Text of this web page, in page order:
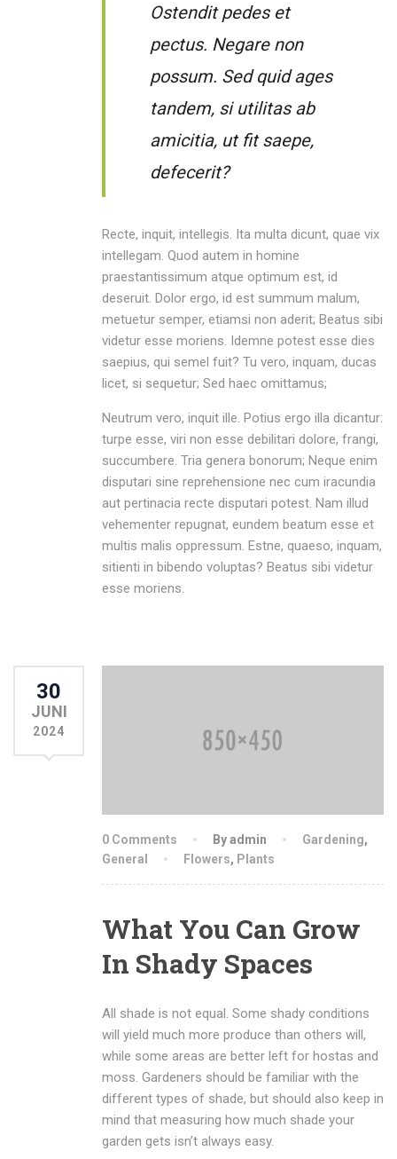
Ostendit pedes et
pectus. Negare non
possum. Sed quid ages
tandem, si utilitas ab
amicitia, ut fit saepe,
defecerit?
Recte, inquit, intellegis. Ita multa dicunt, quae vix
intellegam. Quod autem in homine
praestantissimum atque optimum est, id
deseruit. Dolor ergo, id est summum malum,
metuetur semper, etiamsi non aderit; Beatus sibi
videtur esse moriens. Idemne potest esse dies
saepius, qui semel fuit? Tu vero, inquam, ducas
licet, si sequetur; Sed haec omittamus;
Neutrum vero, inquit ille. Potius ergo illa dicantur:
turpe esse, viri non esse debilitari dolore, frangi,
succumbere. Tria genera bonorum; Neque enim
disputari sine reprehensione nec cum iracundia
aut pertinacia recte disputari potest. Nam illud
vehementer repugnat, eundem beatum esse et
multis malis oppressum. Estne, quaeso, inquam,
sitienti in bibendo voluptas? Beatus sibi videtur
esse moriens.
30
JUNI
2024
0 Comments By admin Gardening,
General
Flowers, Plants
What You Can Grow
In Shady Spaces
All shade is not equal. Some shady conditions
will yield much more produce than others will,
while some areas are better left for hostas and
moss. Gardeners should be familiar with the
different types of shade, but should also keep in
mind that measuring how much shade your
garden gets isn’t always easy.